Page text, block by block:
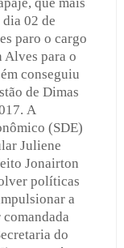
02 de
paro o cargo
Alves para o
conseguiu
de Dimas
A
(SDE)
Juliene
Jonairton
políticas
a
comandada
do